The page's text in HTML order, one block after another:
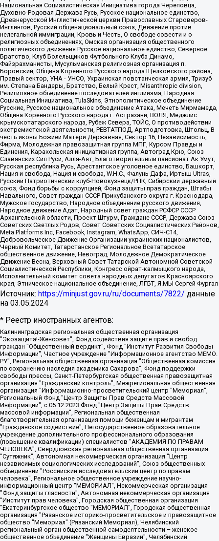
Национальная Социалистическая Инициатива города Череповца,
Духовно-Родовая Держава Русь, Русское национальное единство,
Древнерусской Инглистической церкви Православных Староверов-
Инглингов, Русский общенациональный союз, Движение против
нелегальной иммиграции, Кровь и Честь, О свободе совести и о
религиозных объединениях, Омская организация общественного
политического движения Русское национальное единство, Северное
Братство, Клуб Болельщиков Футбольного Клуба Динамо,
Файзрахманисты, Мусульманская религиозная организация п.
Боровский, Община Коренного Русского народа Щелковского района,
Правый сектор, УНА - УНСО, Украинская повстанческая армия, Тризуб
им. Степана Бандеры, Братство, Белый Крест, Misanthropic division,
Религиозное объединение последователей инглиизма, Народная
Социальная Инициатива, TulaSkins, Этнополитическое объединение
Русские, Русское национальное объединение Атака, Мечеть Мирмамеда,
Община Коренного Русского народа г. Астрахани, ВОЛЯ, Меджлис
крымскотатарского народа, Рубеж Севера, ТОЙС, О противодействии
экстремистской деятельности, РЕВТАТПОД, Артподготовка, Штольц, В
честь иконы Божией Матери Державная, Сектор 16, Независимость,
Фирма, Молодежная правозащитная группа МПГ, Курсом Правды и
Единения, Каракольская инициативная группа, Автоград Крю, Союз
Славянских Сил Руси, Алля-Аят, Благотворительный пансионат Ак Умут,
Русская республика Русь, Арестантское уголовное единство, Башкорт,
Нация и свобода, Нация и свобода, W.H.С., Фалунь Дафа, Иртыш Ultras,
Русский Патриотический клуб-Новокузнецк/РПК, Сибирский державный
союз, Фонд борьбы с коррупцией, Фонд защиты прав граждан, Штабы
Навального, Совет граждан СССР Прикубанского округа г. Краснодара,
Мужское государство, Народное объединение русского движения,
Народное движение Адат, Народный совет граждан РСФСР СССР
Архангельской области, Проект Штурм, Граждане СССР, Держава Союз
Советских Светлых Родов, Совет Советских Социалистических Районов,
Meta Platforms Inc, Facebook, Instagram, WhatsApp, СИЧ-С14,
Добровольческое Движение Организации украинских националистов,
Черный Комитет, Татарстанское Региональное Всетатарское
общественное движение, Невоград, Молодежное Демократическое
Движение Весна, Верховный Совет Татарской Автономной Советской
Социалистической Республики, Конгресс ойрат-калмыцкого народа,
Исполнительный комитет совета народных депутатов Красноярского
края, Этническое национальное объединение, ЛГБТ, Я.МЫ Сергей Фургал
Источник: https://minjust.gov.ru/ru/documents/7822/ данные
на 03.05.2024
* Реестр иностранных агентов:
Калининградская региональная общественная организация "Экозащита!-Женсовет", Фонд содействия защите прав и свобод граждан "Общественный вердикт", Фонд "Институт Развития Свободы Информации", Частное учреждение "Информационное агентство МЕМО. РУ", Региональная общественная организация "Общественная комиссия по сохранению наследия академика Сахарова", Фонд поддержки свободы прессы, Санкт-Петербургская общественная правозащитная организация "Гражданский контроль", Межрегиональная общественная организация "Информационно-просветительский центр "Мемориал", Региональный Фонд "Центр Защиты Прав Средств Массовой Информации", с 05.12.2023 Фонд "Центр Защиты Прав Средств массовой информации", Региональная общественная благотворительная организация помощи беженцам и мигрантам "Гражданское содействие", Негосударственное образовательное учреждение дополнительного профессионального образования (повышение квалификации) специалистов "АКАДЕМИЯ ПО ПРАВАМ ЧЕЛОВЕКА", Свердловская региональная общественная организация "Сутяжник", Автономная некоммерческая организация "Центр независимых социологических исследований", Союз общественных объединений "Российский исследовательский центр по правам человека", Региональное общественное учреждение научно-информационный центр "МЕМОРИАЛ", Некоммерческая организация "Фонд защиты гласности", Автономная некоммерческая организация "Институт прав человека", Городская общественная организация "Екатеринбургское общество "МЕМОРИАЛ", Городская общественная организация "Рязанское историко-просветительское и правозащитное общество "Мемориал" (Рязанский Мемориал), Челябинский региональный орган общественной самодеятельности – женское общественное объединение "Женщины Евразии", Челябинский региональный орган общественной самодеятельности "Уральская правозащитная группа", Фонд содействия защите здоровья и социальной справедливости имени Андрея Рылькова, Автономная Некоммерческая Организация "Аналитический Центр Юрия Левады", Автономная некоммерческая организация социальной поддержки населения "Проект Апрель", Региональная общественная организация помощи женщинам и детям, находящимся в кризисной ситуации "Информационно-методический центр "Анна", Фонд содействия развитию массовых коммуникаций и правовому просвещению "Так-так-Так", Фонд содействия устойчивому развитию "Серебряная тайга", Свердловский региональный общественный фонд социальных проектов "Новое время", "Idel.Реалии", Кавказ.Реалии, Крым.Реалии, Телеканал Настоящее Время, Татаро-башкирская служба Радио Свобода (Azatliq Radiosi), Радио Свободная Европа/Радио Свобода (PCE/PC), "Сибирь.Реалии", "Фактограф", Благотворительный фонд помощи осужденным и их семьям, Автономная некоммерческая организация "Институт глобализации и социальных движений", Фонд "В защиту прав заключенных", Частное учреждение "Центр поддержки и содействия развитию средств массовой информации", Пензенский региональный общественный благотворительный фонд "Гражданский союз", "Север.Реалии", Некоммерческая организация Фонд "Правовая инициатива", Общество с ограниченной ответственностью "Радио Свободная Европа/Радио Свобода", Чешское информационное агентство "MEDIUM-ORIENT", Красноярская региональная общественная организация "Мы против СПИДа", Камалягин Денис Николаевич, Маркелов Сергей Евгеньевич, Пономарев Лев Александрович, Савицкая Людмила Алексеевна, Автономная некоммерческая организация "Центр по работе с проблемой насилия "НАСИЛИЮ.НЕТ", Межрегиональный профессиональный союз работников здравоохранения "Альянс врачей", Юридическое лицо, зарегистрированное в Латвийской Республике, SIA "Medusa Project" (регистрационный номер 40103797863, дата регистрации 10.06.2014), Некоммерческая организация "Фонд по борьбе с коррупцией", Автономная некоммерческая организация "Институт права и публичной политики", Баданин Роман Сергеевич, Гликин Максим Александрович, Железнова Мария Михайловна, Лукьянова Юлия Сергеевна, Маетная Елизавета Витальевна, Маняхин Петр Борисович, Чуракова Ольга Владимировна, Ярош Юлия Петровна, Юридическое лицо "The Insider SIA", зарегистрированное в Риге, Латвийская Республика (дата регистрации 26.06.2015), являющееся администратором доменного имени интернет-издания "The Insider SIA", https://theins.ru, Постернак Алексей Евгеньевич, Рубин Михаил Аркадьевич, Анин Роман Александрович, Юридическое лицо Istories fonds, зарегистрированное в Латвийской Республике (регистрационный номер 50008295751, дата регистрации 24.02.2020), Великовский Дмитрий Александрович, Долинина Ирина Николаевна, Мароховская Алеся Алексеевна, Шлейнов Роман Юрьевич, Шмагун Олеся Валентиновна, Общество с ограниченной ответственностью "Альтаир 2021", Общество с ограниченной ответственностью "Вега 2021", Общество с ограниченной ответственностью "Главный редактор 2021", Общество с ограниченной ответственностью "Ромашки монолит", Важенков Артем Валерьевич, Ивановская областная общественная организация "Центр гендерных исследований", Гурман Юрий Альбертович, Медиапроект "ОВД-Инфо", Егоров Владимир Владимирович, Жилинский Владимир Александрович, Общество с ограниченной ответственностью "ЗП", Иванова София Юрьевна, Карезина Инна Павловна, Кильтау Екатерина Викторовна, Петров Алексей Викторович, Пискунов Сергей Евгеньевич, Смирнов Сергей Сергеевич, Тихонов Михаил Сергеевич, Общество с ограниченной ответственностью "ЖУРНАЛИСТ-ИНОСТРАННЫЙ АГЕНТ", Арапова Галина Юрьевна, Вольтская Татьяна Анатольевна, Американская компания "Mason G.E.S. Anonymous Foundation" (США), являющаяся владельцем интернет-издания https://mnews.world/, Компания "Stichting Bellingcat", зарегистрированная в Нидерландах (дата регистрации 11.07.2018), Захаров Андрей Вячеславович, Клепиковская Екатерина Дмитриевна, Общество с ограниченной ответственностью "МЕМО", Перл Роман Александрович, Симонов Евгений Алексеевич, Соловьева Елена Анатольевна, Сотников Даниил Владимирович, Сурначева Елизавета Дмитриевна, Автономная некоммерческая организация по защите прав человека и информированию населения "Якутия – Наше Мнение", Общество с ограниченной ответственностью "Москоу диджитал медиа", с 26.01.2023 Общество с ограниченной ответственностью "Чайка Белые сады", Ветошкина Валерия Валерьевна, Заговора Максим Александрович, Межрегиональное общественное движение "Российская ЛГБТ - сеть", Оленичев Максим Владимирович, Павлов Иван Юрьевич, Скворцова Елена Сергеевна, Общество с ограниченной ответственностью "Как бы инагент", Кочетков Игорь Викторович, Общество с ограниченной ответственностью "Честные выборы", Еланчик Олег Александрович, Общество с ограниченной ответственностью "Нобелевский призыв", Гималова Регина Эмилевна, Григорьев Андрей Валерьевич, Григорьева Алина Александровна, Ассоциация по содействию защите прав призывников, альтернативнослужащих и военнослужащих "Правозащитная группа "Гражданин.Армия.Право", Хисамова Регина Фаритовна, Автономная некоммерческая организация по реализации социально-правовых программ "Лилит", Дальневосточное общественное движение "Маяк", Санкт-Петербургская ЛГБТ-инициативная группа "Выход", Инициативная группа ЛГБТ+ "Реверс", Алексеев Андрей Викторович, Бекбулатова Таисия Львовна, Беляев Иван Михайлович, Владыкина Елена Сергеевна, Гельман Марат Александрович, Никульшина Вероника Юрьевна, Толоконникова Надежда Андреевна, Шендерович Виктор Анатольевич, Общество с ограниченной ответственностью "Данное сообщение", Общество с ограниченной ответственностью Издательский дом "Новая глава", Айнбиндер Александра Александровна, Московский комьюнити-центр для ЛГБТ+инициатив, Благотворительный фонд развития филантропии, Deutsche Welle (Германия, Kurt-Schumacher-Strasse 3, 53113 Bonn), Борзунова Мария Михайловна, Воробьев Виктор Викторович, Голубева Анна Львовна, Константинова Алла Михайловна, Малкова Ирина Владимировна, Мурадов Мурад Абдулгалимович, Осетинская Елизавета Николаевна, Понасенков Евгений Николаевич, Ганапольский Матвей Юрьевич, Киселев Евгений Алексеевич, Борухович Ирина Григорьевна, Дремин Иван Тимофеевич, Дубровский Дмитрий Викторович, Красноярская региональная общественная организация поддержки и развития альтернативных образовательных технологий и межкультурных коммуникаций "ИНТЕРРА", Маяковская Екатерина Алексеевна, Фейгин Марк Захарович, Филимонов Андрей Викторович, Дзугкоева Регина Николаевна, Доброхотов Роман Александрович, Дудь Юрий Александрович, Елкин Сергей Владимирович, Кругликов Кирилл Игоревич, Сабунаева Мария Леонидовна, Семенов Алексей Владимирович, Шаинян Карен Багратович, Шульман Екатерина Михайловна, Асафьев Артур Валерьевич, Вахштайн Виктор Семенович, Венедиктов Алексей Алексеевич, Лушникова Екатерина Евгеньевна, Волков Леонид Михайлович, Невзоров Александр Глебович, Пархоменко Сергей Борисович, Сироткин Ярослав Николаевич, Кара-Мурза Владимир Владимирович, Баранова Наталья Владимировна, Гозман Леонид Яковлевич, Кагарлицкий Борис Юльевич, Климарев Михаил Валерьевич, Милов Владимир Станиславович, Автономная некоммерческая организация Краснодарский центр современного искусства "Типография", Моргенштерн Алишер Тагирович, Соболь Любовь Эдуардовна, Общество с ограниченной ответственностью "ЛИЗА НОРМ", Каспаров Гарри Кимович, Ходорковский Михаил Борисович, Общество с ограниченной ответственностью "Апрельские тезисы", Данилович Ирина Брониславовна, Кашин Олег Владимирович, Петров Николай Владимирович, Пивоваров Алексей Владимирович, Соколов Михаил Владимирович, Цветкова Юлия Владимировна, Чичваркин Евгений Александрович, Комитет против пыток/Команда против пыток, Общество с ограниченной ответственностью "Первый научный", Общество с ограниченной ответственностью "Вертолет и ко", Белоцерковская Вероника Борисовна, Кац Максим Евгеньевич, Лазарева Татьяна Юрьевна, Шаведдинов Руслан Табризович, Яшин Илья Валерьевич, Общество с ограниченной ответственностью "Иноагент ААВ", Алешковский Дмитрий Петрович, Альбац Евгения Марковна, Быков Дмитрий Львович, Галямина Юлия Евгеньевна, Лойко Сергей Леонидович, Мартынов Кирилл Константинович, Медведев Сергей Александрович, Крашенинников Федор Геннадиевич, Гордеева Катерина Вл